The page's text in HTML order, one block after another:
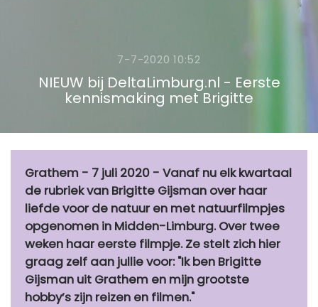
7-7-2020 10:52
NIEUW bij DeltaLimburg.nl - Eerste
kennismaking met Brigitte
Grathem - 7 juli 2020 - Vanaf nu elk kwartaal
de rubriek van Brigitte Gijsman over haar
liefde voor de natuur en met natuurfilmpjes
opgenomen in Midden-Limburg. Over twee
weken haar eerste filmpje. Ze stelt zich hier
graag zelf aan jullie voor: "Ik ben Brigitte
Gijsman uit Grathem en mijn grootste
hobby’s zijn reizen en filmen."